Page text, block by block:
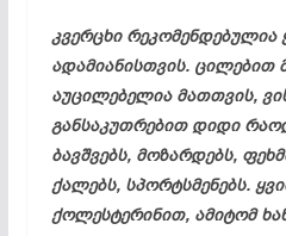
კვერცხი რეკომენდებულია
ადამიანისთვის. ცილებით
აუცილებელია მათთვის,
განსაკუთრებით დიდი
ბავშვებს, მოზარდებს,
ქალებს, სპორტსმენებს.
ქოლესტერინით, ამიტომ